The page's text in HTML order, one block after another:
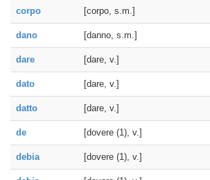
corpo [corpo, s.m.]
dano [danno, s.m.]
dare [dare, v.]
dato [dare, v.]
datto [dare, v.]
de [dovere (1), v.]
debia [dovere (1), v.]